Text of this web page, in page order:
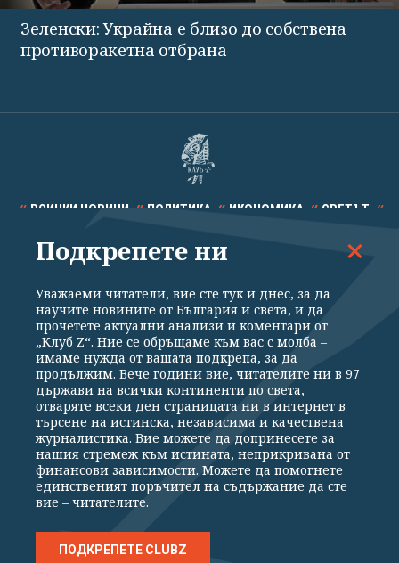
Зеленски: Украйна е близо до собствена
противоракетна отбрана
ВСИЧКИ НОВИНИ ПОЛИТИКА ИКОНОМИКА СВЕТЪТ
СПОРТ КУЛТУРА ТЕХНОЛОГИИ КАЛЕЙДОСКОП
Общи условия
Политика за поверителност
Реклама
Партньори Контакти
За Клуб Z
Екип
Подкрепете ни
Издател на www.clubz.bg е „Клуб Зебра Медия“ ЕООД, София, ул. "Алеко
Константинов" 3. Всички права запазени 2026 „Клуб Зебра Медия“
Препечатването на материали, снимки и видео от www.clubz.bg без
разрешение ще бъде преследвано по съдебен път, съгласно
ОБЩИТЕ УСЛОВИЯ
Подкрепете ни
Уважаеми читатели, вие сте тук и днес, за да
научите новините от България и света, и да
прочетете актуални анализи и коментари от
„Клуб Z“. Ние се обръщаме към вас с молба –
имаме нужда от вашата подкрепа, за да
продължим. Вече години вие, читателите ни в 97
държави на всички континенти по света,
отваряте всеки ден страницата ни в интернет в
търсене на истинска, независима и качествена
журналистика. Вие можете да допринесете за
нашия стремеж към истината, неприкривана от
финансови зависимости. Можете да помогнете
единственият поръчител на съдържание да сте
вие – читателите.
ПОДКРЕПЕТЕ CLUBZ